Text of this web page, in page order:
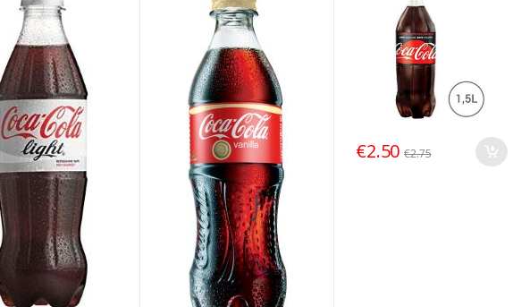
€2.50 €2.75